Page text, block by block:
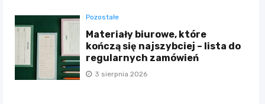
Pozostałe
Materiały biurowe, które
kończą się najszybciej – lista do
regularnych zamówień
3 sierpnia 2026